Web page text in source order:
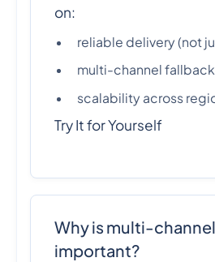
on:
reliable delivery (not
multi-channel fallback
scalability across
Try It for Yourself
Why is multi-channel
important?